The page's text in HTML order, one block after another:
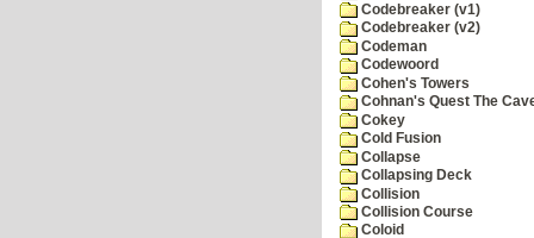
Codebreaker (v1)
Codebreaker (v2)
Codeman
Codewoord
Cohen's Towers
Cohnan's Quest The
Cokey
Cold Fusion
Collapse
Collapsing Deck
Collision
Collision Course
Coloid